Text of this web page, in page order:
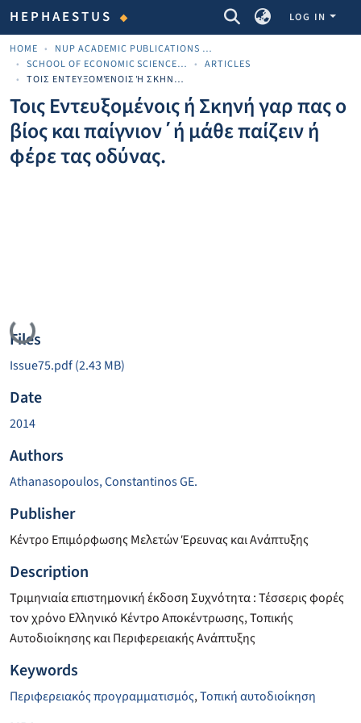
HEPHAESTUS COMMUNITIES & COLLECTIONS
LOG IN
HOME
NUP ACADEMIC PUBLICATIONS - ΑΚΑΔΗΜΑΪΚΈΣ ΔΗΜΟΣΙΕΎΣΕΙΣ ΠΝΠ
SCHOOL OF ECONOMIC SCIENCES AND BUSINESS
ARTICLES
ΤΟΙΣ ΕΝΤΕΥΞΟΜΈΝΟΙΣ Ή ΣΚΗΝΉ ΓΑΡ ΠΑΣ Ο ΒΊΟΣ ΚΑΙ ΠΑΊΓΝΙΟΝ΄Ή ΜΆΘΕ ΠΑΊΖΕΙΝ Ή ΦΈΡΕ ΤΑΣ ΟΔΎΝΑΣ.
Τοις Εντευξομένοις ή Σκηνή γαρ πας ο
βίος και παίγνιον΄ή μάθε παίζειν ή
φέρε τας οδύνας.
Loading...
Files
Issue75.pdf(2.43 MB)
Date
2014
Authors
Athanasopoulos, Constantinos GE.
Publisher
Κέντρο Επιμόρφωσης Μελετών Έρευνας και Ανάπτυξης
Description
Τριμηνιαία επιστημονική έκδοση Συχνότητα : Τέσσερις φορές
τον χρόνο Ελληνικό Κέντρο Αποκέντρωσης, Τοπικής
Αυτοδιοίκησης και Περιφερειακής Ανάπτυξης
Keywords
Περιφερειακός προγραμματισμός,Τοπική αυτοδιοίκηση